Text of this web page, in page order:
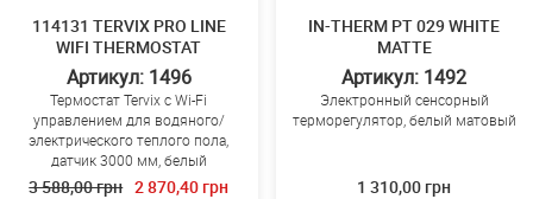
114131 TERVIX PRO LINE
WIFI THERMOSTAT
Артикул: 1496
Термостат Tervix с Wi-Fi
управлением для водяного/
электрического теплого пола,
датчик 3000 мм, белый
3 588,00 грн 2 870,40 грн
IN-THERM PT 029 WHITE
MATTE
Артикул: 1492
Электронный сенсорный
терморегулятор, белый матовый
1 310,00 грн